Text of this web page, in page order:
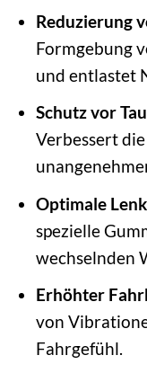
Reduzierung
Formgebung
und entlastet
Schutz vor
Verbessert
Optimale
spezielle
wechselnden
Erhöhter
von
Fahrgefühl.